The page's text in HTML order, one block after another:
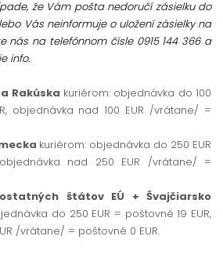
že Vám pošta nedoručí zásielku do
Vás neinformuje o uložení zásielky na
nás na telefónnom čísle 0915 144 366 a
info.
a Rakúska kuriérom: objednávka do 100
objednávka nad 100 EUR /vrátane/ =
kuriérom: objednávka do 250 EUR
nad 250 EUR /vrátane/ =
ostatných štátov EÚ + Švajčiarsko
do 250 EUR = poštovné 19 EUR,
/vrátane/ = poštovné 0 EUR.